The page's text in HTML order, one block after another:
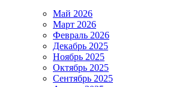
Май 2026
Март 2026
Февраль 2026
Декабрь 2025
Ноябрь 2025
Октябрь 2025
Сентябрь 2025